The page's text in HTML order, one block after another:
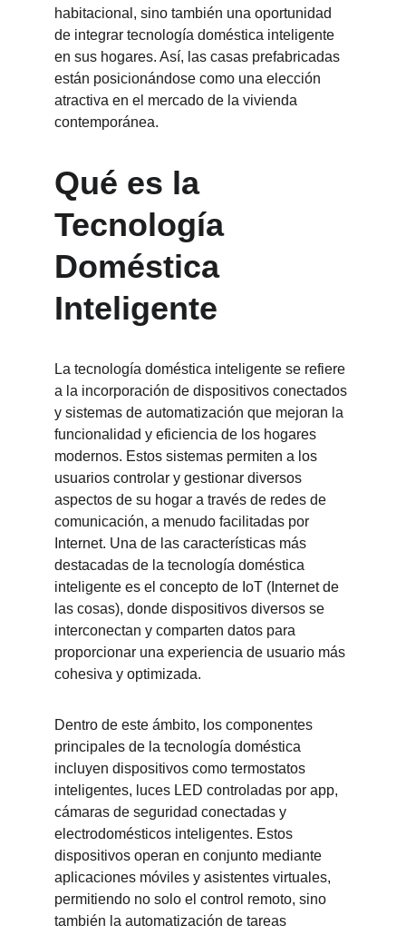
habitacional, sino también una oportunidad
de integrar tecnología doméstica inteligente
en sus hogares. Así, las casas prefabricadas
están posicionándose como una elección
atractiva en el mercado de la vivienda
contemporánea.
Qué es la
Tecnología
Doméstica
Inteligente
La tecnología doméstica inteligente se refiere
a la incorporación de dispositivos conectados
y sistemas de automatización que mejoran la
funcionalidad y eficiencia de los hogares
modernos. Estos sistemas permiten a los
usuarios controlar y gestionar diversos
aspectos de su hogar a través de redes de
comunicación, a menudo facilitadas por
Internet. Una de las características más
destacadas de la tecnología doméstica
inteligente es el concepto de IoT (Internet de
las cosas), donde dispositivos diversos se
interconectan y comparten datos para
proporcionar una experiencia de usuario más
cohesiva y optimizada.
Dentro de este ámbito, los componentes
principales de la tecnología doméstica
incluyen dispositivos como termostatos
inteligentes, luces LED controladas por app,
cámaras de seguridad conectadas y
electrodomésticos inteligentes. Estos
dispositivos operan en conjunto mediante
aplicaciones móviles y asistentes virtuales,
permitiendo no solo el control remoto, sino
también la automatización de tareas